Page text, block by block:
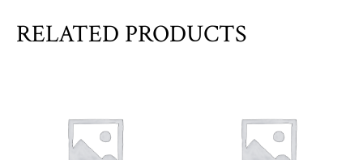
RELATED PRODUCTS